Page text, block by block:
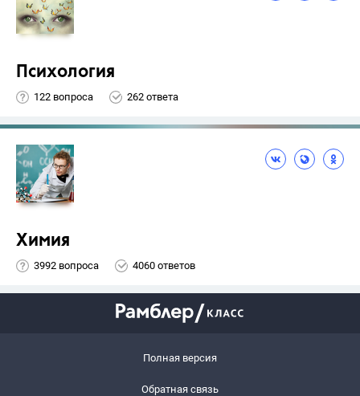
Психология
122 вопроса 262 ответа
Химия
3992 вопроса 4060 ответов
Полная версия
Обратная связь